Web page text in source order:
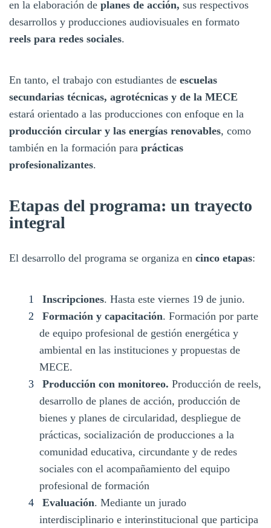
en la elaboración de planes de acción, sus respectivos
desarrollos y producciones audiovisuales en formato
reels para redes sociales.
En tanto, el trabajo con estudiantes de escuelas
secundarias técnicas, agrotécnicas y de la MECE
estará orientado a las producciones con enfoque en la
producción circular y las energías renovables, como
también en la formación para prácticas
profesionalizantes.
Etapas del programa: un trayecto
integral
El desarrollo del programa se organiza en cinco etapas:
Inscripciones. Hasta este viernes 19 de junio.
Formación y capacitación. Formación por parte
de equipo profesional de gestión energética y
ambiental en las instituciones y propuestas de
MECE.
Producción con monitoreo. Producción de reels,
desarrollo de planes de acción, producción de
bienes y planes de circularidad, despliegue de
prácticas, socialización de producciones a la
comunidad educativa, circundante y de redes
sociales con el acompañamiento del equipo
profesional de formación
Evaluación. Mediante un jurado
interdisciplinario e interinstitucional que participa